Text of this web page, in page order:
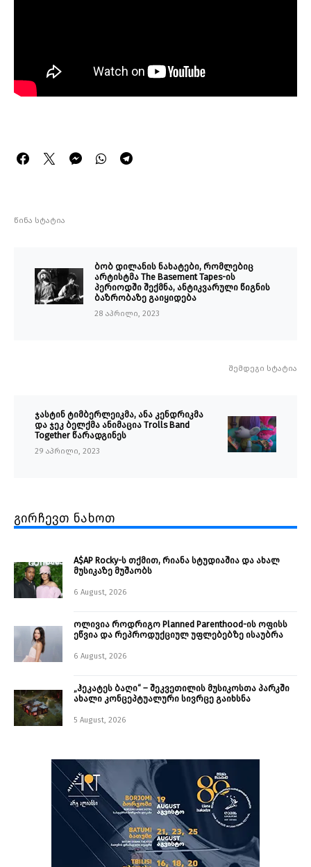
წინა სტატია
ბობ დილანის ნახატები, რომლებიც
არტისტმა The Basement Tapes-ის
პერიოდში შექმნა, ანტიკვარული წიგნის
ბაზრობაზე გაიყიდება
28 აპრილი, 2023
შემდეგი სტატია
ჯასტინ ტიმბერლეიკმა, ანა კენდრიკმა
და ჯეკ ბელქმა ანიმაცია Trolls Band
Together წარადგინეს
29 აპრილი, 2023
გირჩევთ ნახოთ
A$AP Rocky-ს თქმით, რიანა სტუდიაშია და ახალ
მუსიკაზე მუშაობს
6 August, 2026
ოლივია როდრიგო Planned Parenthood-ის ოფისს
ეწვია და რეპროდუქციულ უფლებებზე ისაუბრა
6 August, 2026
„ჰეკატეს ბაღი“ – შეკვეთილის მუსიკოსთა პარკში
ახალი კონცეპტუალური სივრცე გაიხსნა ￼
5 August, 2026